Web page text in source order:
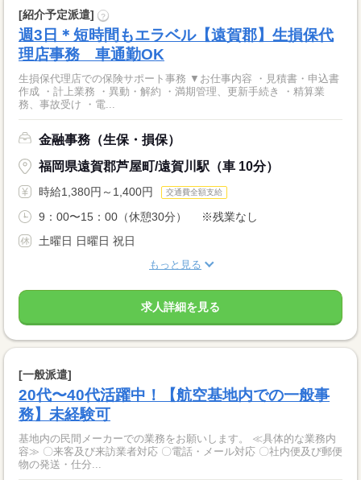
[紹介予定派遣] ?
週3日＊短時間もエラベル【遠賀郡】生損保代
理店事務 車通勤OK
生損保代理店での保険サポート事務 ▼お仕事内容 ・見積書・申込書
作成 ・計上業務 ・異動・解約 ・満期管理、更新手続き ・精算業
務、事故受け ・電...
金融事務（生保・損保）
福岡県遠賀郡芦屋町/遠賀川駅（車 10分）
時給1,380円～1,400円 交通費全額支給
9：00〜15：00（休憩30分） ※残業なし
土曜日 日曜日 祝日
もっと見る
求人詳細を見る
[一般派遣]
20代〜40代活躍中！【航空基地内での一般事
務】未経験可
基地内の民間メーカーでの業務をお願いします。 ≪具体的な業務内
容≫ 〇来客及び来訪業者対応 〇電話・メール対応 〇社内便及び郵便
物の発送・仕分...